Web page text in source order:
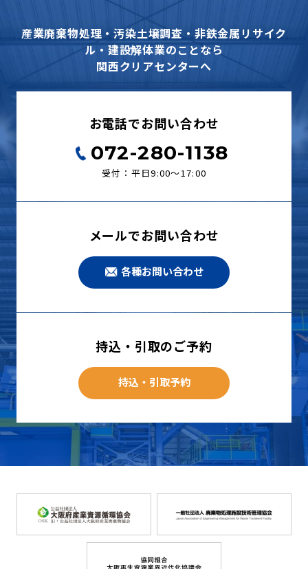
産業廃棄物処理・汚染土壌調査・非鉄金属リサイク
ル・建設解体業のことなら
関西クリアセンターへ
お電話でお問い合わせ
072-280-1138
受付：平日9:00〜17:00
メールでお問い合わせ
各種お問い合わせ
持込・引取のご予約
持込・引取予約